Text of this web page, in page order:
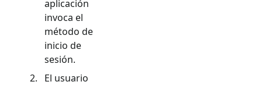
aplicación
invoca el
método de
inicio de
sesión.
El usuario